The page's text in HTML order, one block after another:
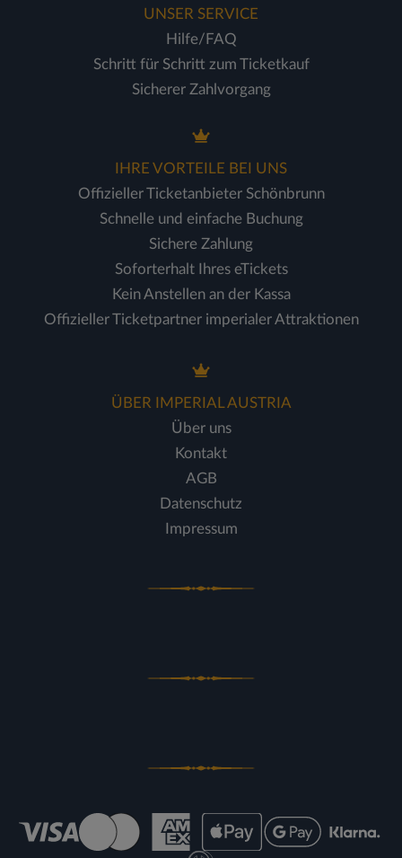
UNSER SERVICE
Hilfe/FAQ
Schritt für Schritt zum Ticketkauf
Sicherer Zahlvorgang
IHRE VORTEILE BEI UNS
Offizieller Ticketanbieter Schönbrunn
Schnelle und einfache Buchung
Sichere Zahlung
Soforterhalt Ihres eTickets
Kein Anstellen an der Kassa
Offizieller Ticketpartner imperialer Attraktionen
ÜBER IMPERIAL AUSTRIA
Über uns
Kontakt
AGB
Datenschutz
Impressum